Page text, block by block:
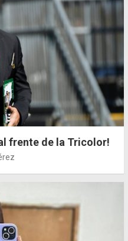
frente de la Tricolor!